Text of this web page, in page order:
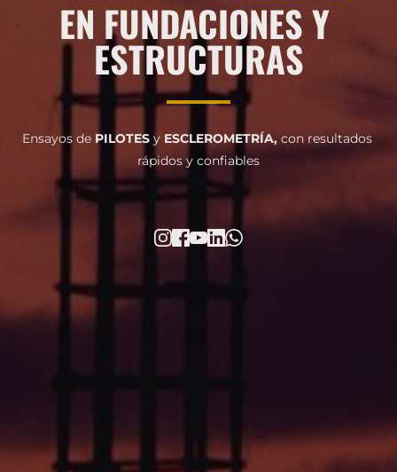
EN FUNDACIONES Y
ESTRUCTURAS
Ensayos de PILOTES y ESCLEROMETRÍA, con resultados
rápidos y confiables